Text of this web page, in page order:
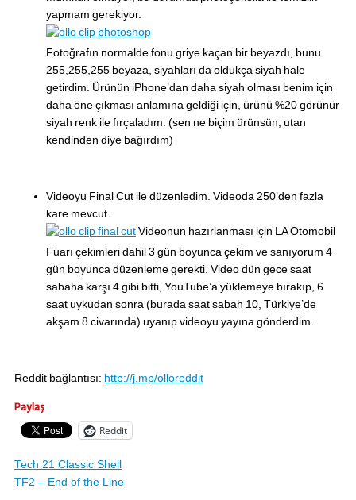
yapmam gerekiyor.
Fotoğrafın normalde fonu griye kaçan bir beyazdı, bunu
255,255,255 beyaza, siyahları da oldukça siyah hale
getirdim. Ürünün iPhone’dan daha siyah olması benim için
daha öne çıkması anlamına geldiği için, ürünü %20 görünür
siyah renk ile fırçaladım. (sen ne biçim ürünsün, utan
kendinden diye bağırdım)
Videoyu Final Cut ile düzenledim. Videoda 250’den fazla
kare mevcut.
Videonun hazırlanması için LA Otomobil
Fuarı çekimleri dahil 3 gün boyunca çekim ve sanıyorum 4
gün boyunca düzenleme gerekti. Video dün gece saat
sabaha karşı 4 gibi bitti, YouTube’a yüklemeye bırakıp, 6
saat uykudan sonra (burada saat sabah 10, Türkiye’de
akşam 8 civarında) uyanıp videoyu yayına gönderdim.
Reddit bağlantısı: http://j.mp/olloreddit
Paylaş
Reddit
Tech 21 Classic Shell
TF2 – End of the Line